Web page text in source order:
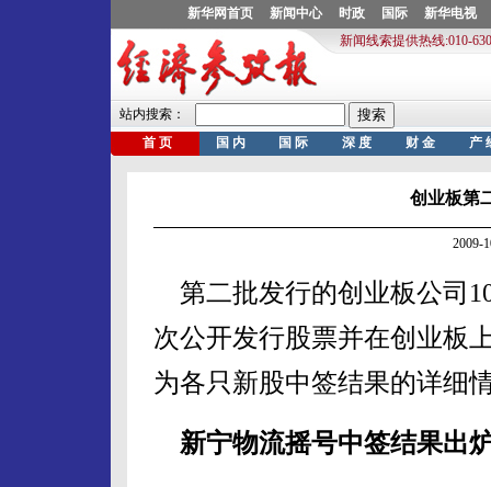
创业板第
2009-
第二批发行的创业板公司
次公开发行股票并在创业板
为各只新股中签结果的详细
新宁物流摇号中签结果出